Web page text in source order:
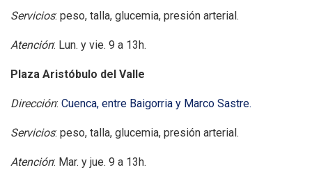
Servicios: peso, talla, glucemia, presión arterial.
Atención: Lun. y vie. 9 a 13h.
Plaza Aristóbulo del Valle
Dirección: Cuenca, entre Baigorria y Marco Sastre.
Servicios: peso, talla, glucemia, presión arterial.
Atención: Mar. y jue. 9 a 13h.